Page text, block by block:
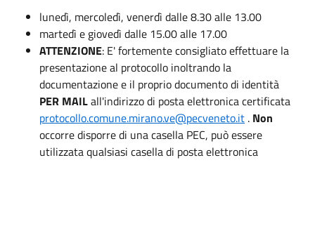
lunedì, mercoledì, venerdì dalle 8.30 alle 13.00
martedì e giovedì dalle 15.00 alle 17.00
ATTENZIONE: E' fortemente consigliato effettuare la
presentazione al protocollo inoltrando la
documentazione e il proprio documento di identità
PER MAILall'indirizzo di posta elettronica certificata
protocollo.comune.mirano.ve@pecveneto.it . Non
occorre disporre di una casella PEC, può essere
utilizzata qualsiasi casella di posta elettronica